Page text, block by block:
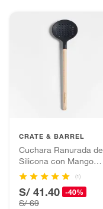
CRATE & BARREL
Cuchara Ranurada de
Silicona con Mango
Madera
(1)
S/ 41.40 -40%
S/ 69